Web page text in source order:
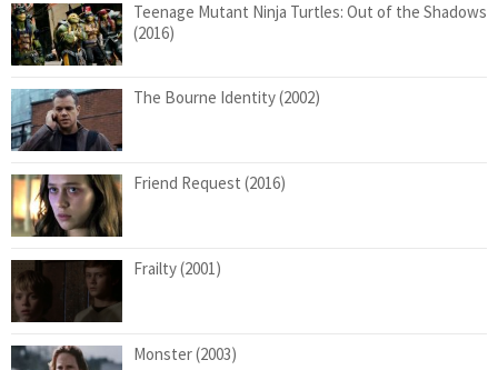
Teenage Mutant Ninja Turtles: Out of the Shadows
(2016)
The Bourne Identity (2002)
Friend Request (2016)
Frailty (2001)
Monster (2003)